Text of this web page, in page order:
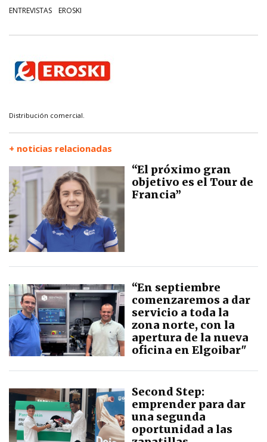
ENTREVISTAS EROSKI
Distribución comercial.
+ noticias relacionadas
“El próximo gran
objetivo es el Tour de
Francia”
“En septiembre
comenzaremos a dar
servicio a toda la
zona norte, con la
apertura de la nueva
oficina en Elgoibar"
Second Step:
emprender para dar
una segunda
oportunidad a las